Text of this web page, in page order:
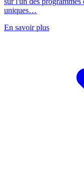
uniques…
En savoir plus